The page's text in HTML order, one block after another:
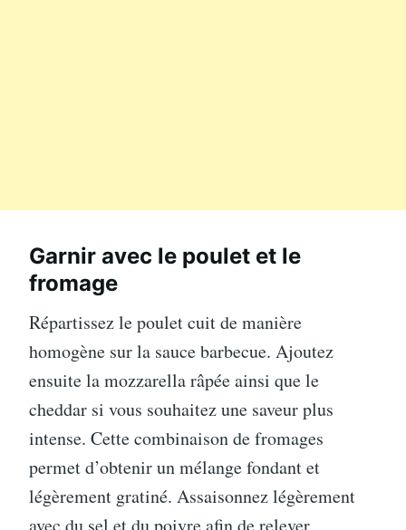
Garnir avec le poulet et le
fromage
Répartissez le poulet cuit de manière
homogène sur la sauce barbecue. Ajoutez
ensuite la mozzarella râpée ainsi que le
cheddar si vous souhaitez une saveur plus
intense. Cette combinaison de fromages
permet d’obtenir un mélange fondant et
légèrement gratiné. Assaisonnez légèrement
avec du sel et du poivre afin de relever